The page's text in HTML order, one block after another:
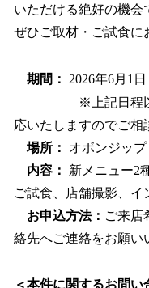
いただける絶好の機会
ぜひご取材・ご試食に
期間：
2026年6月1
※上記日程以外を
応いたしますのでご相
場所：
オボンジッ
内容：
新メニュー2
ご試食、店舗撮影、イ
お申込方法： ご来店
絡先へご連絡をお願い
＜本件に関するお問